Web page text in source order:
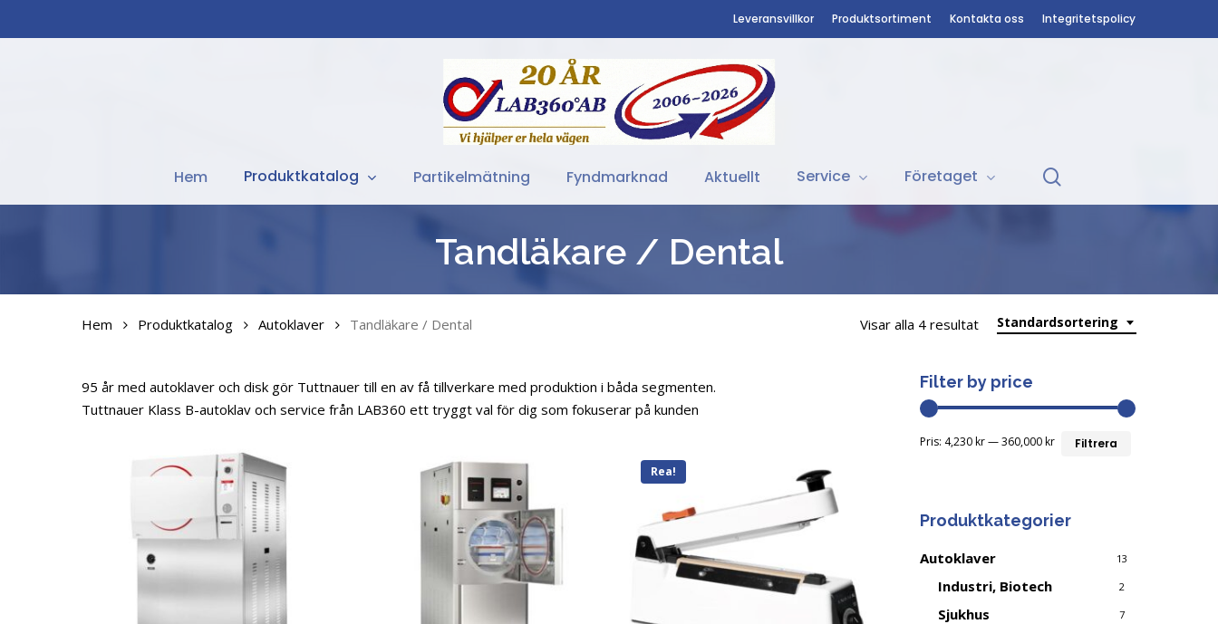
Leveransvillkor Produktsortiment Kontakta oss Integritetspolicy
Hem Produktkatalog Partikelmätning Fyndmarknad Aktuellt Service Företaget
Tandläkare / Dental
Standardsortering
Visar alla 4 resultat
Hem Produktkatalog Autoklaver Tandläkare / Dental
95 år med autoklaver och disk gör Tuttnauer till en av få tillverkare med produktion i båda segmenten.
Tuttnauer Klass B-autoklav och service från LAB360 ett tryggt val för dig som fokuserar på kunden
Rea!
Filter by price
Filtrera
Pris: 4,230 kr—360,000 kr
Produktkategorier
Autoklaver 13
Industri, Biotech 2
Sjukhus 7